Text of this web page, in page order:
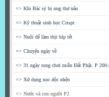
=> Khi Bác sỷ bị ung thư não
=> Kỹ thuật sinh học Crispr
=> Nuôi dế làm thịt bíp tết
=> Chuyện ngày về
=> 31 ngày rong chơi miền Đất Phật. P 200-
=> Xử dụng nọc độc nhện
=> Nước và con người P2